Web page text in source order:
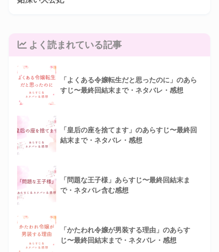
よく読まれている記事
「よくある令嬢転生だと思ったのに」のあら
すじ〜最終回結末まで・ネタバレ・感想
「皇后の座を捨てます」のあらすじ〜最終回
結末まで・ネタバレ・感想
「問題な王子様」あらすじ〜最終回結末ま
で・ネタバレ含む感想
「かたわれ令嬢が男装する理由」のあらす
じ〜最終回結末まで・ネタバレ・感想